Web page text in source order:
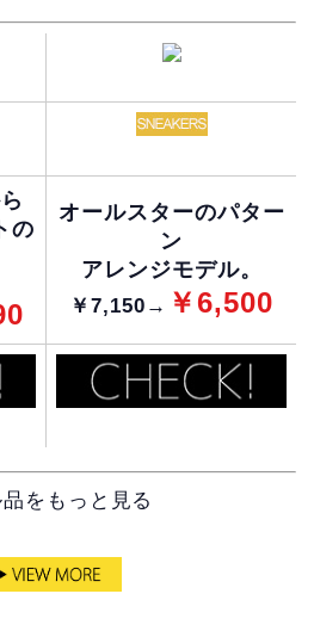
の
オールスターのパター
ン
アレンジモデル。
￥7,150→ ￥6,500
をもっと見る